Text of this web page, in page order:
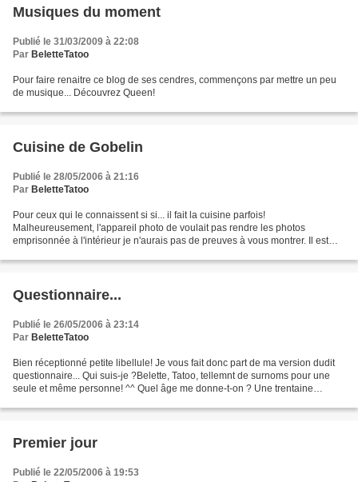
Musiques du moment
Publié le 31/03/2009 à 22:08
Par BeletteTatoo
Pour faire renaitre ce blog de ses cendres, commençons par mettre un peu
de musique... Découvrez Queen!
Cuisine de Gobelin
Publié le 28/05/2006 à 21:16
Par BeletteTatoo
Pour ceux qui le connaissent si si... il fait la cuisine parfois!
Malheureusement, l'appareil photo de voulait pas rendre les photos
emprisonnée à l'intérieur je n'aurais pas de preuves à vous montrer. Il est
Questionnaire...
Publié le 26/05/2006 à 23:14
Par BeletteTatoo
Bien réceptionné petite libellule! Je vous fait donc part de ma version dudit
questionnaire... Qui suis-je ?Belette, Tatoo, tellemnt de surnoms pour une
seule et même personne! ^^ Quel âge me donne-t-on ? Une trentaine
Premier jour
Publié le 22/05/2006 à 19:53